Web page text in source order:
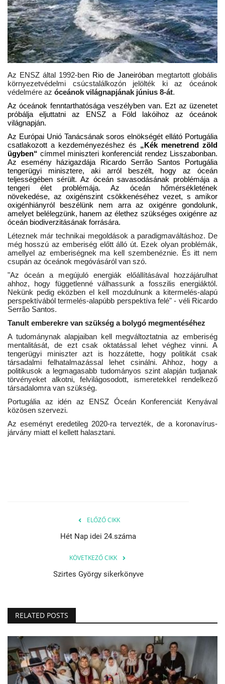
Kultúra
Történelem
Egészség
Gazdaság
Művészet
Sport
Sajtó
Rendezvény
Humor
Napló postája
Galéria
Újság Archívum
Emlékezzünk †
Nyelv
Magyar Deutsch English
Az ENSZ által 1992-ben Rio de Janeiróban megtartott globális
környezetvédelmi csúcstalálkozón jelölték ki az óceánok
védelmére az óceánok világnapjának június 8-át.
Az óceánok fenntarthatósága veszélyben van. Ezt az üzenetet
próbálja eljuttatni az ENSZ a Föld lakóihoz az óceánok
világnapján.
Az Európai Unió Tanácsának soros elnökségét ellátó Portugália
csatlakozott a kezdeményezéshez és „Kék menetrend zöld
ügyben“ címmel miniszteri konferenciát rendez Lisszabonban.
Az esemény házigazdája Ricardo Serrão Santos Portugália
tengerügyi minisztere, aki arról beszélt, hogy az óceán
teljességében sérült. Az óceán savasodásának problémája a
tengeri élet problémája. Az óceán hőmérsékletének
növekedése, az oxigénszint csökkenéséhez vezet, s amikor
oxigénhiányról beszélünk nem arra az oxigénre gondolunk,
amelyet belélegzünk, hanem az élethez szükséges oxigénre az
óceán biodiverzitásának forrására.
Léteznek már technikai megoldások a paradigmaváltáshoz. De
még hosszú az emberiség előtt álló út. Ezek olyan problémák,
amellyel az emberiségnek ma kell szembenéznie. És itt nem
csupán az óceánok megóvásáról van szó.
"Az óceán a megújuló energiák előállításával hozzájárulhat
ahhoz, hogy függetlenné válhassunk a fosszilis energiáktól.
Nekünk pedig eközben el kell mozdulnunk a kitermelés-alapú
perspektívából termelés-alapúbb perspektíva felé" - véli Ricardo
Serrão Santos.
Tanult emberekre van szükség a bolygó megmentéséhez
A tudománynak alapjaiban kell megváltoztatnia az emberiség
mentalitását, de ezt csak oktatással lehet véghez vinni. A
tengerügyi miniszter azt is hozzátette, hogy politikát csak
társadalmi felhatalmazással lehet csinálni. Ahhoz, hogy a
politikusok a legmagasabb tudományos szint alapján tudjanak
törvényeket alkotni, felvilágosodott, ismeretekkel rendelkező
társadalomra van szükség.
Portugália az idén az ENSZ Óceán Konferenciát Kenyával
közösen szervezi.
Az eseményt eredetileg 2020-ra tervezték, de a koronavírus-
járvány miatt el kellett halasztani.
ELŐZŐ CIKK
Hét Nap idei 24.száma
KÖVETKEZŐ CIKK
Szirtes György sikerkönyve
RELATED POSTS